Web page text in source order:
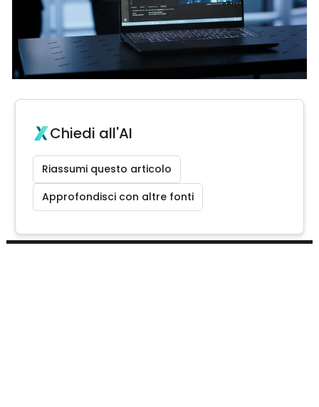
Chiedi all'AI
Riassumi questo articolo
Approfondisci con altre fonti